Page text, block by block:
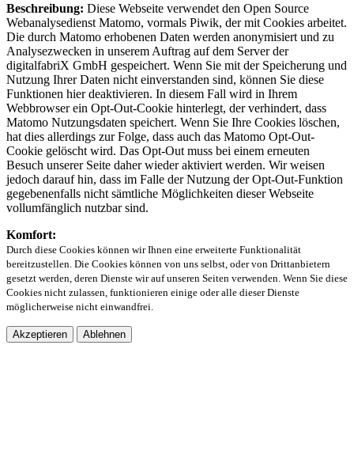
Beschreibung: Diese Webseite verwendet den Open Source
Webanalysedienst Matomo, vormals Piwik, der mit Cookies arbeitet.
Die durch Matomo erhobenen Daten werden anonymisiert und zu
Analysezwecken in unserem Auftrag auf dem Server der
digitalfabriX GmbH gespeichert. Wenn Sie mit der Speicherung und
Nutzung Ihrer Daten nicht einverstanden sind, können Sie diese
Funktionen hier deaktivieren. In diesem Fall wird in Ihrem
Webbrowser ein Opt-Out-Cookie hinterlegt, der verhindert, dass
Matomo Nutzungsdaten speichert. Wenn Sie Ihre Cookies löschen,
hat dies allerdings zur Folge, dass auch das Matomo Opt-Out-
Cookie gelöscht wird. Das Opt-Out muss bei einem erneuten
Besuch unserer Seite daher wieder aktiviert werden. Wir weisen
jedoch darauf hin, dass im Falle der Nutzung der Opt-Out-Funktion
gegebenenfalls nicht sämtliche Möglichkeiten dieser Webseite
vollumfänglich nutzbar sind.
Komfort:
Durch diese Cookies können wir Ihnen eine erweiterte Funktionalität
bereitzustellen. Die Cookies können von uns selbst, oder von Drittanbietern
gesetzt werden, deren Dienste wir auf unseren Seiten verwenden. Wenn Sie diese
Cookies nicht zulassen, funktionieren einige oder alle dieser Dienste
möglicherweise nicht einwandfrei.
Akzeptieren Ablehnen